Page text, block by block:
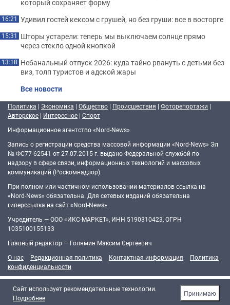
который сохраняет форму
16:21 Удивил гостей кексом с грушей, но без груши: все в восторге
15:31 Шторы устарели: теперь мы выключаем солнце прямо
через стекло одной кнопкой
13:18 Небанальный отпуск 2026: куда тайно рвануть с детьми без
виз, толп туристов и адской жары
Все новости
Политика | Экономика | Общество | Происшествия | Фоторепортажи |
Авторское | Интересное | Спорт
Информационное агентство «Nord-News»
Запись о регистрации средства массовой информации «Nord-News» Эл
№ ФС77-62541 от 27.07.2015 г. выдано Федеральной службой по
надзору в сфере связи, информационных технологий и массовых
коммуникаций (Роскомнадзор).
При полном или частичном использовании материалов ссылка на
«Nord-News» обязательна. Для сетевых изданий обязательна
гиперссылка на сайт «Nord-News».
Учредитель — ООО «ИКС-МАРКЕТ», ИНН 5190310423, ОГРН
1035100155133
Главный редактор — Голямин Максим Сергеевич
О нас
Редакционная политика Контактная информация
Политика
конфиденциальности
Cайт использует рекомендательные технологии.
Подробнее
Принимаю